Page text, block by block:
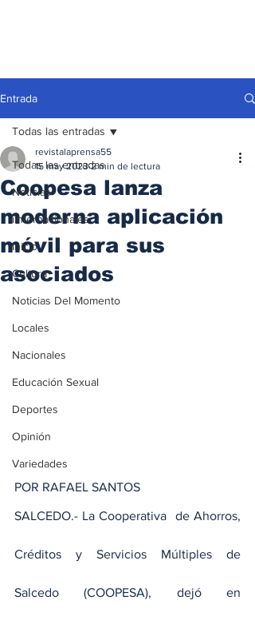
Entrada
Todas las entradas
Noticias
iInternacionales
Inicio
Cultura
Noticias Del Momento
Locales
Nacionales
Educación Sexual
Deportes
Opinión
Variedades
Todas las entradas
Coopesa lanza
moderna aplicación
móvil para sus
asociados
revistalaprensa55
15 may 2023 2 min de lectura
POR RAFAEL SANTOS
SALCEDO.- La Cooperativa  de Ahorros,
Créditos y Servicios Múltiples de
Salcedo (COOPESA), dejó en